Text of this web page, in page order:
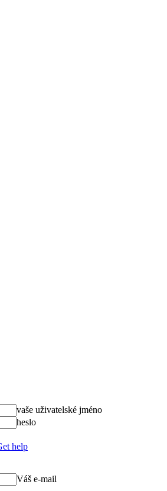
vaše uživatelské jméno
heslo
help
Váš e-mail